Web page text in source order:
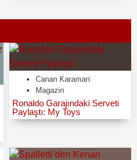
Canan Karaman
Magazin
Ronaldo Garajındaki Serveti
Paylaştı: My Toys